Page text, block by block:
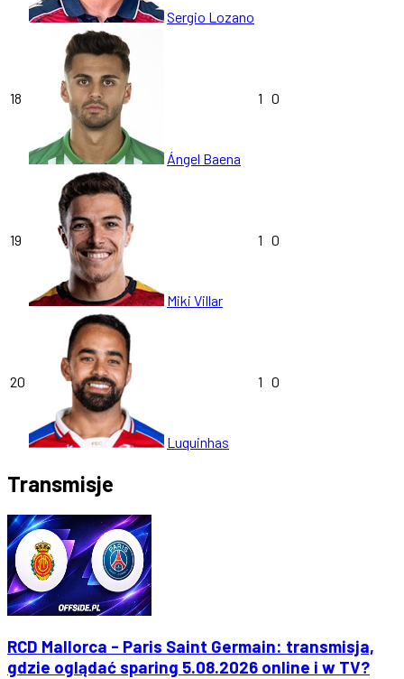
Sergio Lozano
18
Ángel Baena
1 0
19
Miki Villar
1 0
20
Luquinhas
1 0
Transmisje
RCD Mallorca - Paris Saint Germain: transmisja,
gdzie oglądać sparing 5.08.2026 online i w TV?